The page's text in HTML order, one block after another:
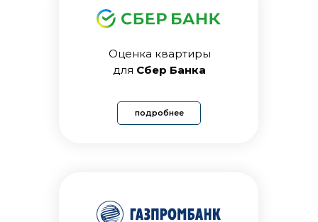
Оценка квартиры
для Сбер Банка
подробнее